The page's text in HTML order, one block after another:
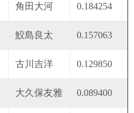
角田大河 0.184254
鮫島良太 0.157063
古川吉洋 0.129850
大久保友雅 0.089400